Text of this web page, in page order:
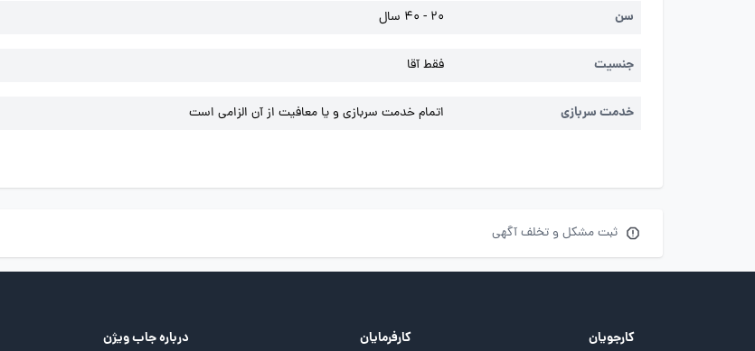
سن 20 - 40 سال
جنسیت فقط آقا
خدمت سربازی اتمام خدمت سربازی و یا معافیت از آن الزامی است
ثبت مشکل و تخلف آگهی
کارجویان کارفرمایان درباره جاب ویژن